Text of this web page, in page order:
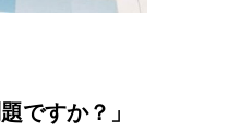
ですか？」